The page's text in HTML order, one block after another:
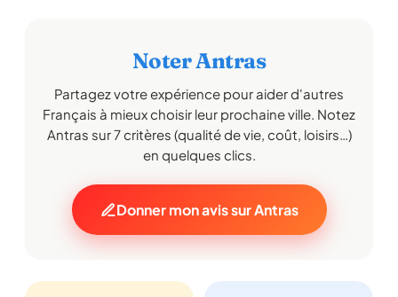
Noter Antras
Partagez votre expérience pour aider d'autres
Français à mieux choisir leur prochaine ville. Notez
Antras sur 7 critères (qualité de vie, coût, loisirs…)
en quelques clics.
Donner mon avis sur Antras